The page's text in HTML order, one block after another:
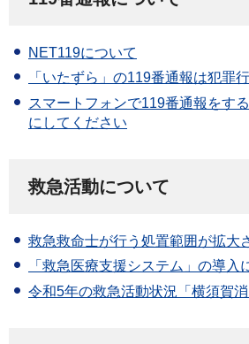
NET119について
「いたずら」の119番通報は犯罪
スマートフォンで119番通報をす
にしてください
救急活動について
救急救命士が行う処置範囲が拡大
「救急医療支援システム」の導入
令和5年の救急活動状況「横須賀